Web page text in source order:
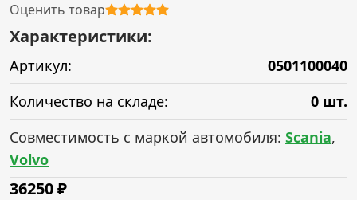
Оценить товар
Характеристики:
Артикул:
0501100040
Количество на складе:
0 шт.
Совместимость с маркой автомобиля: Scania,
Volvo
36250₽